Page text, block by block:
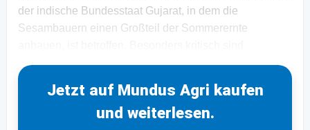
der indische Bundesstaat Gujarat, in dem die
Sesambauern einen Großteil der Sommerernte
Jetzt auf Mundus Agri kaufen
und weiterlesen.